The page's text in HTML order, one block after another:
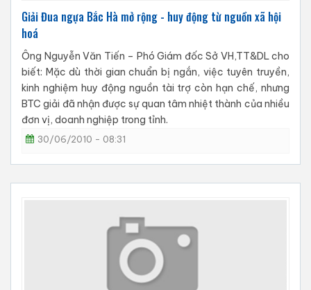
Giải Đua ngựa Bắc Hà mở rộng - huy động từ nguồn xã hội
hoá
Ông Nguyễn Văn Tiến – Phó Giám đốc Sở VH,TT&DL cho
biết: Mặc dù thời gian chuẩn bị ngắn, việc tuyên truyền,
kinh nghiệm huy động nguồn tài trợ còn hạn chế, nhưng
BTC giải đã nhận được sự quan tâm nhiệt thành của nhiều
đơn vị, doanh nghiệp trong tỉnh.
30/06/2010 - 08:31